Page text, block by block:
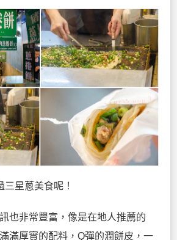
星蔥美食呢！
也非常豐富，像是在地人推薦的
滿厚實的配料，Q彈的潤餅皮，一